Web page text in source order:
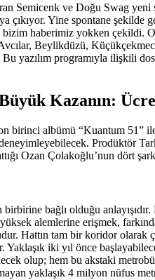
Semicenk ve Doğu Swag
çıkıyor. Yine spontane
haberimiz yokken
Beylikdüzü,
yazılım programıyla ilişkili
Kazanın:
birinci albümü “Kuantum 51”
Prodüktör
Ozan Çolakoğlu’nun dört
bağlı olduğu
alemlerine erişmek,
Hattın tam bir koridor olarak
iki yıl önce
olup; hem bu akstaki
yaklaşık 4 milyon nüfus